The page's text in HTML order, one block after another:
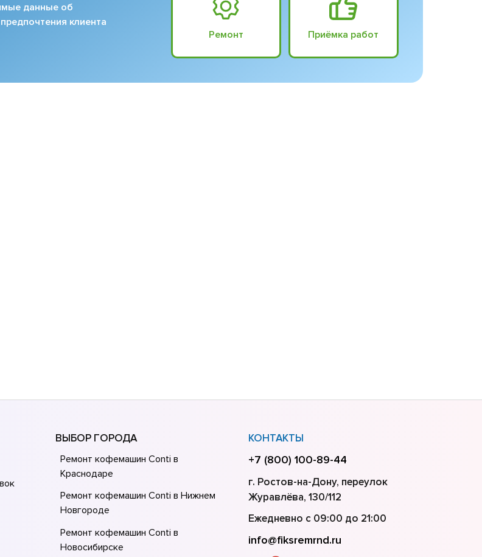
данные об
клиента
Ремонт Приёмка работ
ВЫБОР ГОРОДА
Ремонт кофемашин Conti в
Краснодаре
Ремонт кофемашин Conti в Нижнем
Новгороде
Ремонт кофемашин Conti в
Новосибирске
КОНТАКТЫ
+7 (800) 100-89-44
г. Ростов-на-Дону, переулок
Журавлёва, 130/112
Ежедневно с 09:00 до 21:00
info@fiksremrnd.ru